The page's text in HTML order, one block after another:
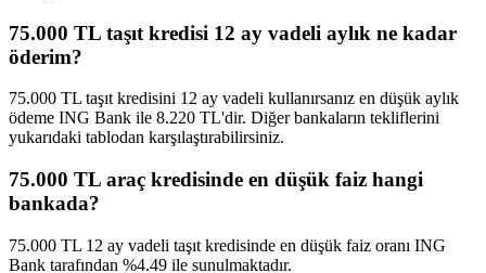
75.000 TL taşıt kredisi 12 ay vadeli aylık ne kadar
öderim?
75.000 TL taşıt kredisini 12 ay vadeli kullanırsanız en düşük aylık
ödeme ING Bank ile 8.220 TL'dir. Diğer bankaların tekliflerini
yukarıdaki tablodan karşılaştırabilirsiniz.
75.000 TL araç kredisinde en düşük faiz hangi
bankada?
75.000 TL 12 ay vadeli taşıt kredisinde en düşük faiz oranı ING
Bank tarafından %4.49 ile sunulmaktadır.